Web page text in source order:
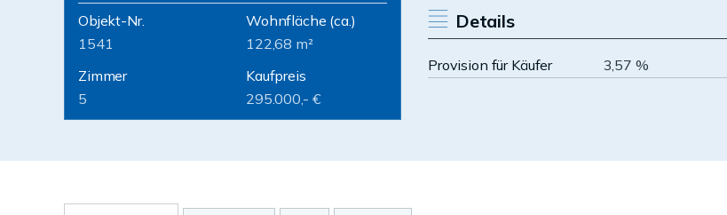
Objekt-Nr.
1541
Wohnfläche (ca.)
122,68 m²
Zimmer
5
Kaufpreis
295.000,- €
Details
Provision für Käufer 3,57 %